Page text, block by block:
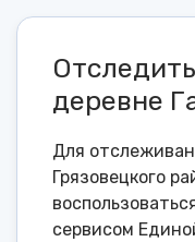
деревне
Для
Грязовецкого
сервисом